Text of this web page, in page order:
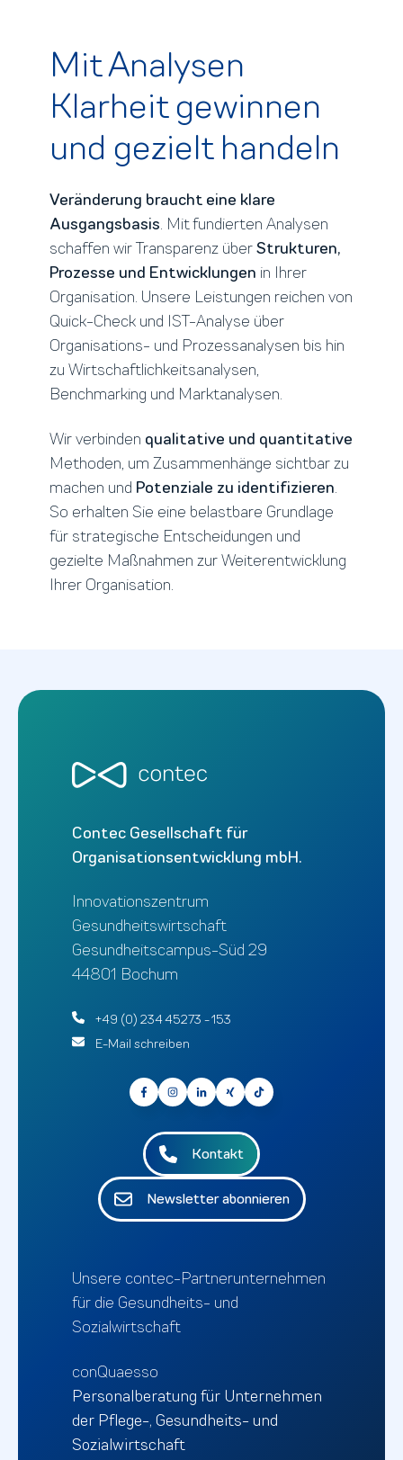
Mit Analysen
Klarheit gewinnen
und gezielt handeln
Veränderung braucht eine klare
Ausgangsbasis. Mit fundierten Analysen
schaffen wir Transparenz überStrukturen,
Prozesse und Entwicklungen in Ihrer
Organisation. Unsere Leistungen reichen von
Quick-Check und IST-Analyse über
Organisations- und Prozessanalysen bis hin
zu Wirtschaftlichkeitsanalysen,
Benchmarking und Marktanalysen.
Wir verbinden qualitative und quantitative
Methoden, um Zusammenhänge sichtbar zu
machen und Potenziale zu identifizieren.
So erhalten Sie eine belastbare Grundlage
für strategische Entscheidungen und
gezielte Maßnahmen zur Weiterentwicklung
Ihrer Organisation.
Contec Gesellschaft für
Organisationsentwicklung mbH.
Innovationszentrum
Gesundheitswirtschaft
Gesundheitscampus-Süd 29
44801 Bochum
+49 (0) 234 45273 - 153
E-Mail schreiben
Kontakt
Newsletter abonnieren
Unsere contec-Partnerunternehmen
für die Gesundheits- und
Sozialwirtschaft
conQuaesso
Personalberatung für Unternehmen
der Pflege-, Gesundheits- und
Sozialwirtschaft